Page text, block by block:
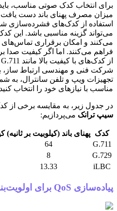
برای انتخاب کدک صوتی مناسب،
میزان مصرف پهنای باند دست یافت.
می‌تواند گزینه مناسبی باشد. این
می‌کنند و امکان برقراری تماس‌های
فراهم می‌کنند. اما اگر کیفیت صدا
شرکت فنی و مهندسی ارتباط ساز،
تجهیزات ویپ و تلفن سانترال، به
مناسب با نیازهای خود را انتخاب
در جدول زیر، به مقایسه برخی از
سیپ ترانک می‌پردازیم:
کدک پهنای باند (کیلوبیت بر ثانیه)
G.711
64
G.729
8
iLBC
13.33
پیاده‌سازی QoS برای اولویت‌بندی ترافیک سیپ ترانک